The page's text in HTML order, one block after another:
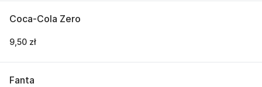
Coca-Cola Zero
9,50 zł
Fanta